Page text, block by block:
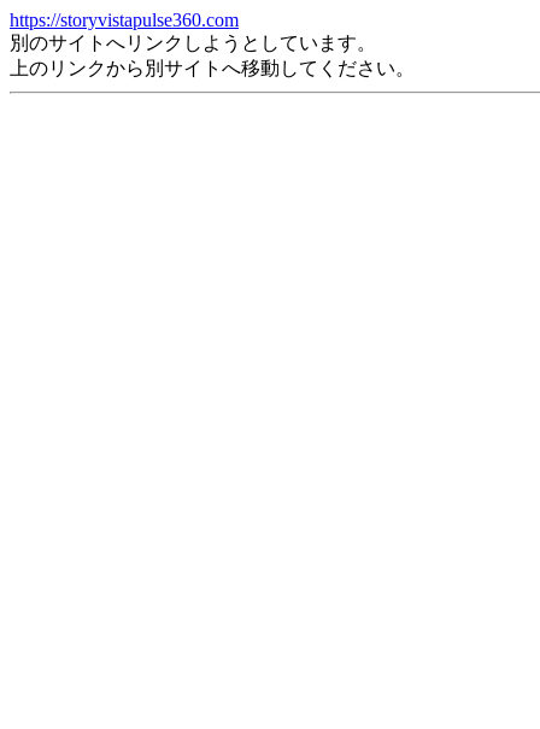
https://storyvistapulse360.com
別のサイトへリンクしようとしています。
上のリンクから別サイトへ移動してください。